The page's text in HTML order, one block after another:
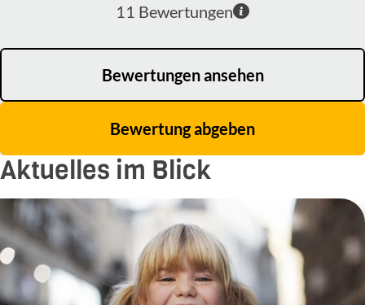
11 Bewertungen
Bewertungen ansehen
Bewertung abgeben
Aktuelles im Blick